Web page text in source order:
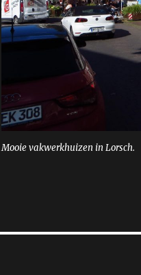
Mooie vakwerkhuizen in Lorsch.